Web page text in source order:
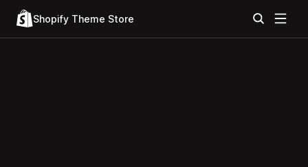
Shopify Theme Store